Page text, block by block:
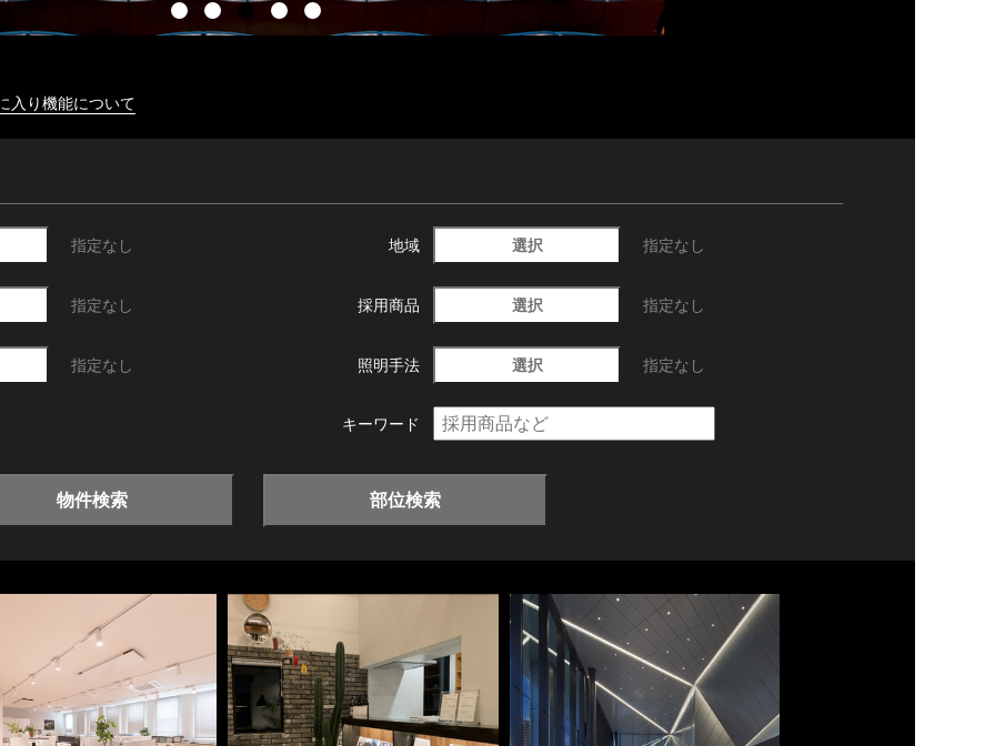
入り機能について
指定なし 地域 選択 指定なし
指定なし 採用商品 選択 指定なし
指定なし 照明手法 選択 指定なし
キーワード
物件検索 部位検索